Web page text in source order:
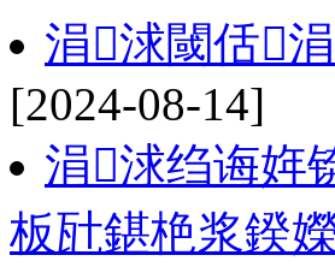
涓浗閾佸
[2024-08-14]
涓浗绉诲姩
板瓧鍖栬浆鍨